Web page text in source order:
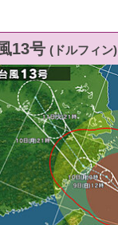
13号 (ドルフィン)